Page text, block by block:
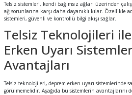
Telsiz sistemleri, kendi bağımsız ağları üzerinden
ağ sorunlarına karşı daha dayanıklı kılar. Özellikle
sistemleri, güvenli ve kontrollü bilgi akışı sağlar.
Telsiz Teknolojileri
Erken Uyarı
Avantajları
Telsiz teknolojileri, deprem erken uyarı sistemlerinde
görülmemelidir. Aşağıda bu sistemlerin avantajlarını